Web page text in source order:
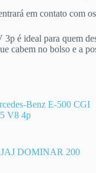
em contato com
é ideal para quem
cabem no bolso e a
Benz E-500 CGI
V8 4p
DOMINAR 200